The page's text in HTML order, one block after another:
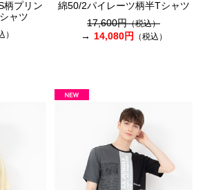
柄プリン
ャツ
）
綿50/2パイレーツ柄半Tシャツ
17,600円（税込）
14,080円 （税込）